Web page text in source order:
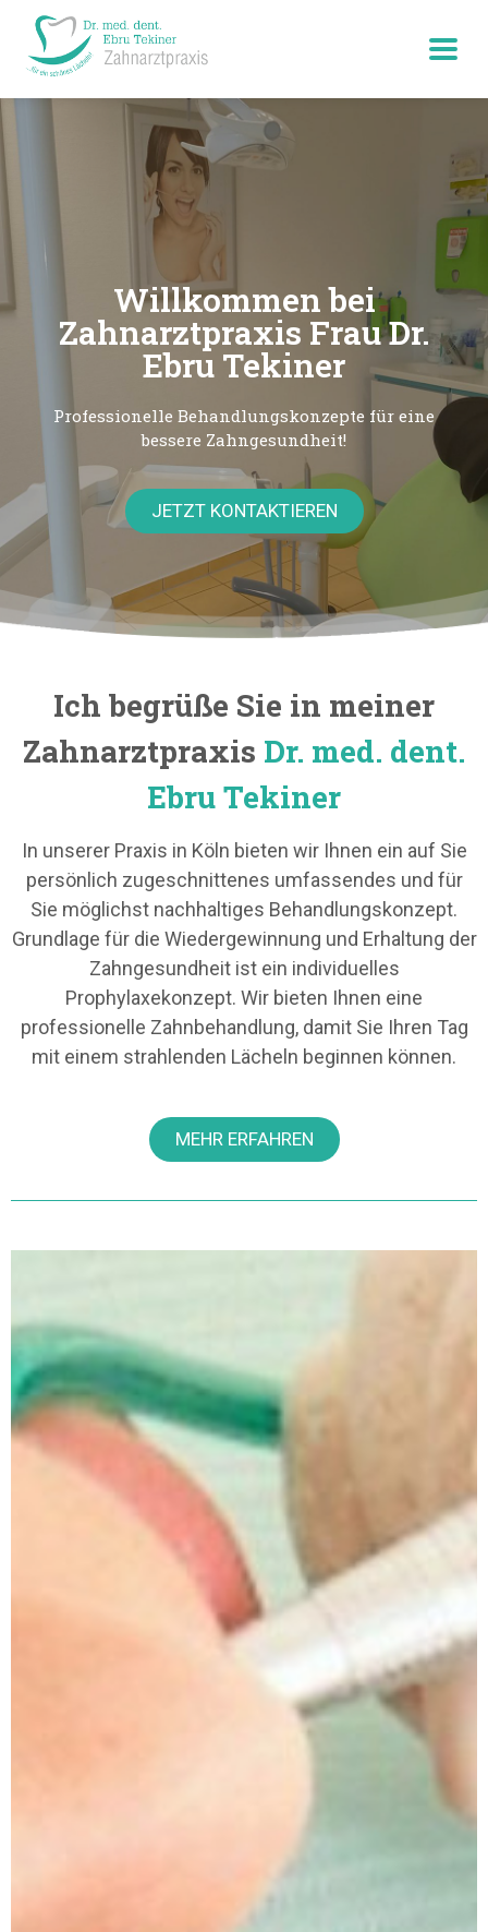
Willkommen bei
Zahnarztpraxis Frau Dr.
Ebru Tekiner
Professionelle Behandlungskonzepte für eine
bessere Zahngesundheit!
JETZT KONTAKTIEREN
Ich begrüße Sie in meiner
Zahnarztpraxis Dr. med. dent.
Ebru Tekiner
In unserer Praxis in Köln bieten wir Ihnen ein auf Sie
persönlich zugeschnittenes umfassendes und für
Sie möglichst nachhaltiges Behandlungskonzept.
Grundlage für die Wiedergewinnung und Erhaltung der
Zahngesundheit ist ein individuelles
Prophylaxekonzept. Wir bieten Ihnen eine
professionelle Zahnbehandlung, damit Sie Ihren Tag
mit einem strahlenden Lächeln beginnen können.
MEHR ERFAHREN